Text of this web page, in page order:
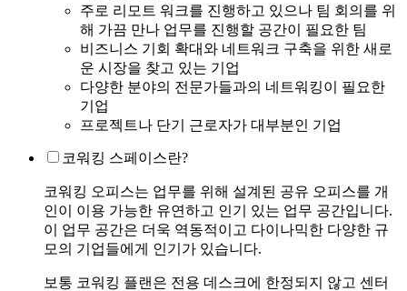
주로 리모트 워크를 진행하고 있으나 팀 회의를 위
해 가끔 만나 업무를 진행할 공간이 필요한 팀
비즈니스 기회 확대와 네트워크 구축을 위한 새로
운 시장을 찾고 있는 기업
다양한 분야의 전문가들과의 네트워킹이 필요한
기업
프로젝트나 단기 근로자가 대부분인 기업
코워킹 스페이스란?
코워킹 오피스는 업무를 위해 설계된 공유 오피스를 개
인이 이용 가능한 유연하고 인기 있는 업무 공간입니다.
이 업무 공간은 더욱 역동적이고 다이나믹한 다양한 규
모의 기업들에게 인기가 있습니다.
보통 코워킹 플랜은 전용 데스크에 한정되지 않고 센터